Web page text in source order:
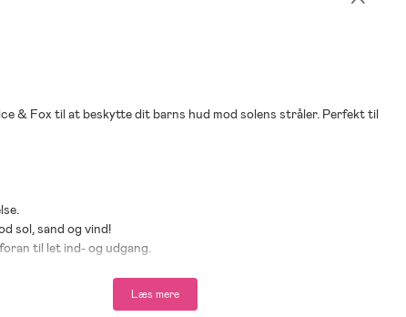
& Fox til at beskytte dit barns hud mod solens stråler. Perfekt til
sol, sand og vind!
til let ind- og udgang.
og tage med på rejsen.
Læs mere